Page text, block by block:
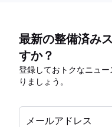
最新の整備済み
すか？
登録しておトクなニュ
りましょう。
メールアドレス